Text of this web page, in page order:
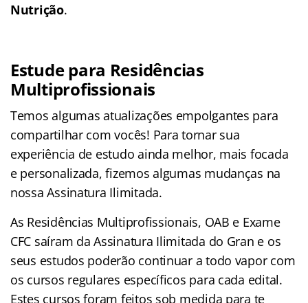
Nutrição.
Estude para Residências
Multiprofissionais
Temos algumas atualizações empolgantes para
compartilhar com vocês! Para tornar sua
experiência de estudo ainda melhor, mais focada
e personalizada, fizemos algumas mudanças na
nossa Assinatura Ilimitada.
As Residências Multiprofissionais, OAB e Exame
CFC saíram da Assinatura Ilimitada do Gran e os
seus estudos poderão continuar a todo vapor com
os cursos regulares específicos para cada edital.
Estes cursos foram feitos sob medida para te